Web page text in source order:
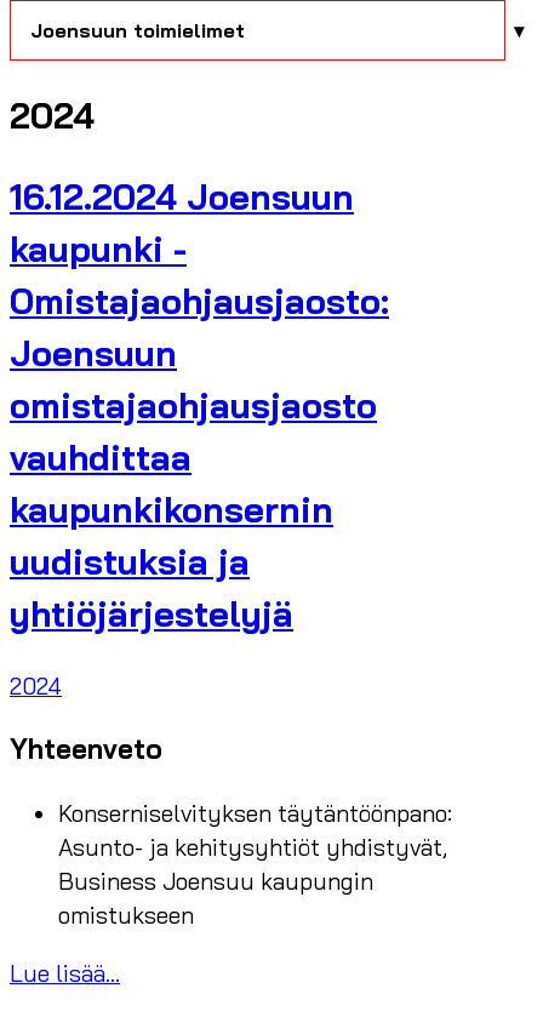
Joensuun toimielimet
2024
16.12.2024 Joensuun
kaupunki -
Omistajaohjausjaosto:
Joensuun
omistajaohjausjaosto
vauhdittaa
kaupunkikonsernin
uudistuksia ja
yhtiöjärjestelyjä
2024
Yhteenveto
Konserniselvityksen täytäntöönpano:
Asunto- ja kehitysyhtiöt yhdistyvät,
Business Joensuu kaupungin
omistukseen
Lue lisää...